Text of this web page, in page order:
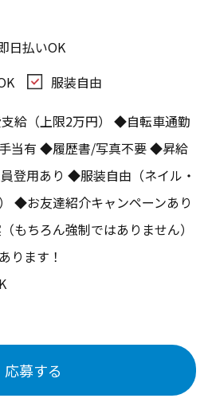
日払いOK
服装自由
給（上限2万円） ◆自転車通勤
当有 ◆履歴書/写真不要 ◆昇給
登用あり ◆服装自由（ネイル・
◆お友達紹介キャンペーンあり
ちろん強制ではありません）
ります！
応募する